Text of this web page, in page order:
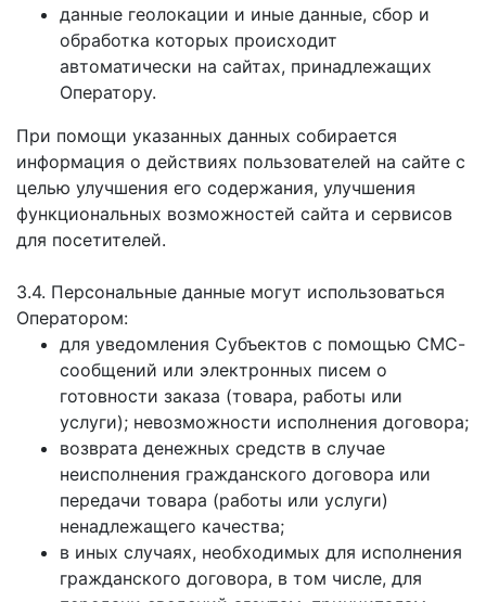
данные геолокации и иные данные, сбор и
обработка которых происходит
автоматически на сайтах, принадлежащих
Оператору.
При помощи указанных данных собирается
информация о действиях пользователей на сайте с
целью улучшения его содержания, улучшения
функциональных возможностей сайта и сервисов
для посетителей.
3.4. Персональные данные могут использоваться
Оператором:
для уведомления Субъектов с помощью СМС-
сообщений или электронных писем о
готовности заказа (товара, работы или
услуги); невозможности исполнения договора;
возврата денежных средств в случае
неисполнения гражданского договора или
передачи товара (работы или услуги)
ненадлежащего качества;
в иных случаях, необходимых для исполнения
гражданского договора, в том числе, для